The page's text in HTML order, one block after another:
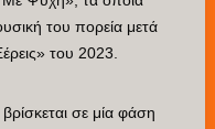
του πορεία μετά
του 2023.
σε μία φάση